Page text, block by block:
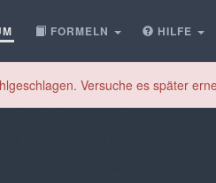
FORMELN HILFE
Versuche es später